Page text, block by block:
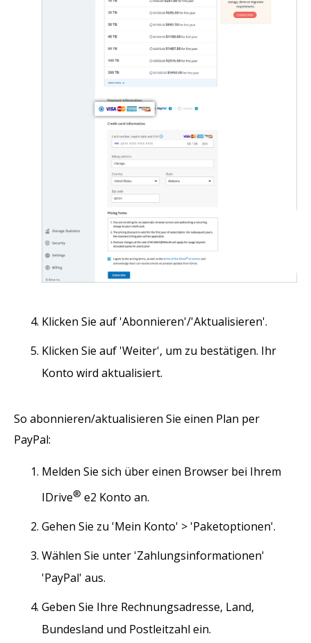
Klicken Sie auf 'Abonnieren'/'Aktualisieren'.
Klicken Sie auf 'Weiter', um zu bestätigen. Ihr
Konto wird aktualisiert.
So abonnieren/aktualisieren Sie einen Plan per
PayPal:
Melden Sie sich über einen Browser bei Ihrem
IDrive® e2 Konto an.
Gehen Sie zu 'Mein Konto' > 'Paketoptionen'.
Wählen Sie unter 'Zahlungsinformationen'
'PayPal' aus.
Geben Sie Ihre Rechnungsadresse, Land,
Bundesland und Postleitzahl ein.